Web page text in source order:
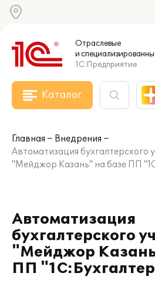
Отраслевые
и
1С:Предприятие
Каталог
Главная
Внедрения
Автоматизация бухгалтерского
"Мейджор Казань" на базе ПП
Автоматизация
бухгалтерского
"Мейджор
ПП